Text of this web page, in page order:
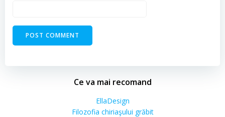
Ce va mai recomand
EllaDesign
Filozofia chiriaşului grăbit